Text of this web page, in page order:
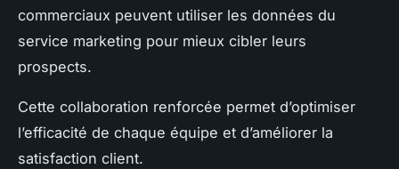
commerciaux peuvent utiliser les données du
service marketing pour mieux cibler leurs
prospects.
Cette collaboration renforcée permet d’optimiser
l’efficacité de chaque équipe et d’améliorer la
satisfaction client.